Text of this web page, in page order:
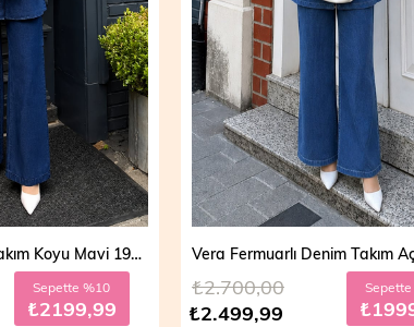
Vera Fermuarlı Denim Takım Açık Mavi 19298
Sepette %20
₺1999,99 ₺2.499,99
₺2.700,00